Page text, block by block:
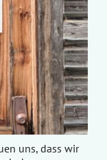
uns, dass wir